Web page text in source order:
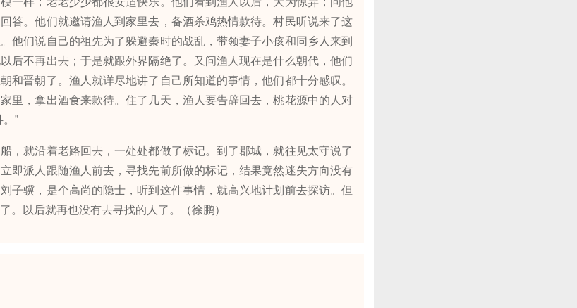
答。他们就邀请渔人到家里去，备酒杀鸡热情款待。村民听说来了这
他们说自己的祖先为了躲避秦时的战乱，带领妻子小孩和同乡人来到
后不再出去；于是就跟外界隔绝了。又问渔人现在是什么朝代，他们
和晋朝了。渔人就详尽地讲了自己所知道的事情，他们都十分感叹。
里，拿出酒食来款待。住了几天，渔人要告辞回去，桃花源中的人对
”
就沿着老路回去，一处处都做了标记。到了郡城，就往见太守说了
即派人跟随渔人前去，寻找先前所做的标记，结果竟然迷失方向没有
子骥，是个高尚的隐士，听到这件事情，就高兴地计划前去探访。但
。以后就再也没有去寻找的人了。（徐鹏）